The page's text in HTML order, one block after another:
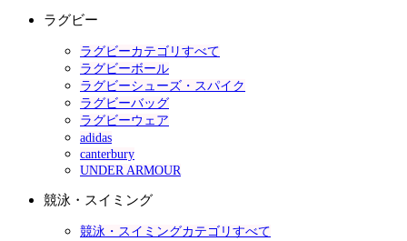
ラグビー
ラグビーカテゴリすべて
ラグビーボール
ラグビーシューズ・スパイク
ラグビーバッグ
ラグビーウェア
adidas
canterbury
UNDER ARMOUR
競泳・スイミング
競泳・スイミングカテゴリすべて